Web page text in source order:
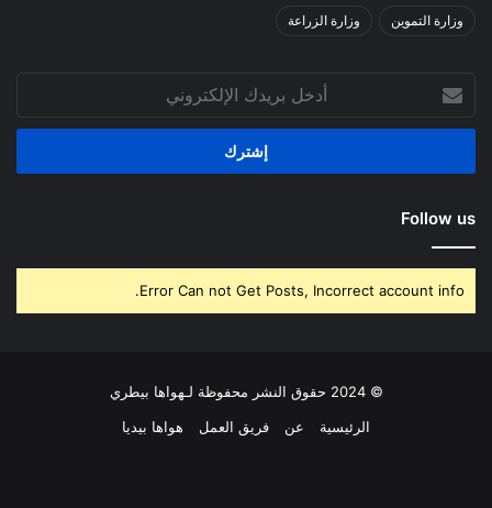
وزارة التموين وزارة الزراعة
بريدك
الإلكتروني
Follow us
Error Can not Get Posts, Incorrect account info.
© 2024 حقوق النشر محفوظة لـهواها بيطري
الرئيسية
عن فريق العمل هواها بيديا